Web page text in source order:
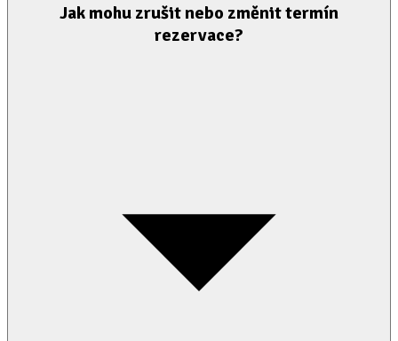
Jak mohu zrušit nebo změnit termín
rezervace?